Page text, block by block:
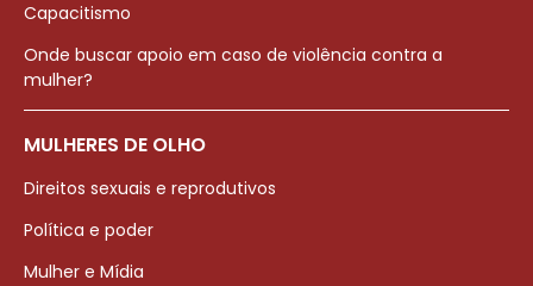
Capacitismo
Onde buscar apoio em caso de violência contra a
mulher?
MULHERES DE OLHO
Direitos sexuais e reprodutivos
Política e poder
Mulher e Mídia